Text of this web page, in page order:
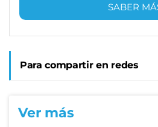
SABER
Para compartir en redes
Ver más